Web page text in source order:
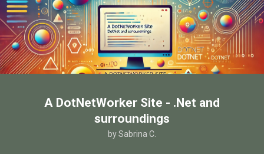
A DotNetWorker Site - .Net and
surroundings
by Sabrina C.